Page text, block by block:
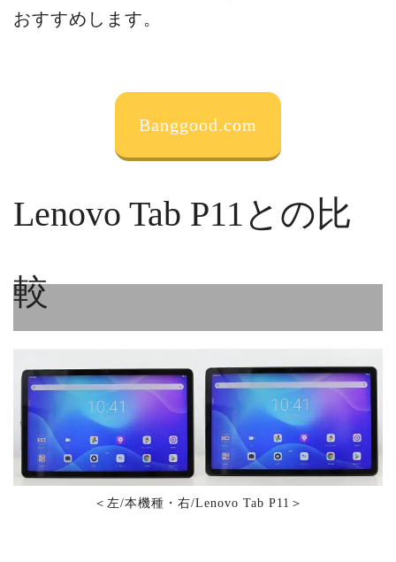
おすすめします。
Banggood.com
Lenovo Tab P11との比
較
＜左/本機種・右/Lenovo Tab P11＞